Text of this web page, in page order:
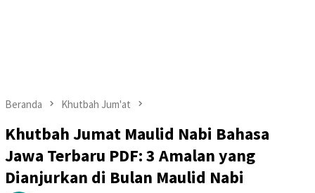
Beranda Khutbah Jum'at
Khutbah Jumat Maulid Nabi Bahasa
Jawa Terbaru PDF: 3 Amalan yang
Dianjurkan di Bulan Maulid Nabi